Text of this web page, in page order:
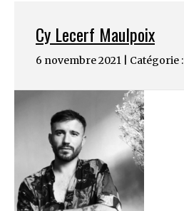
Cy Lecerf Maulpoix
6 novembre 2021 | Catégorie :